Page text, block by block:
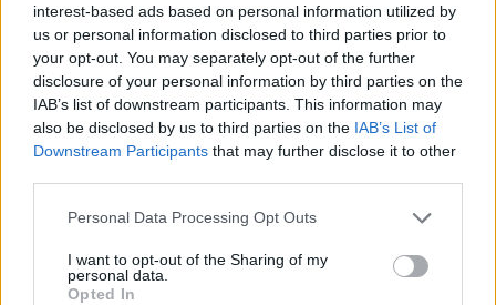
interest-based ads based on personal information utilized by
us or personal information disclosed to third parties prior to
your opt-out. You may separately opt-out of the further
disclosure of your personal information by third parties on the
IAB’s list of downstream participants. This information may
also be disclosed by us to third parties on the IAB’s List of
Downstream Participants that may further disclose it to other
Personal Data Processing Opt Outs
I want to opt-out of the Sharing of my
personal data.
Opted In